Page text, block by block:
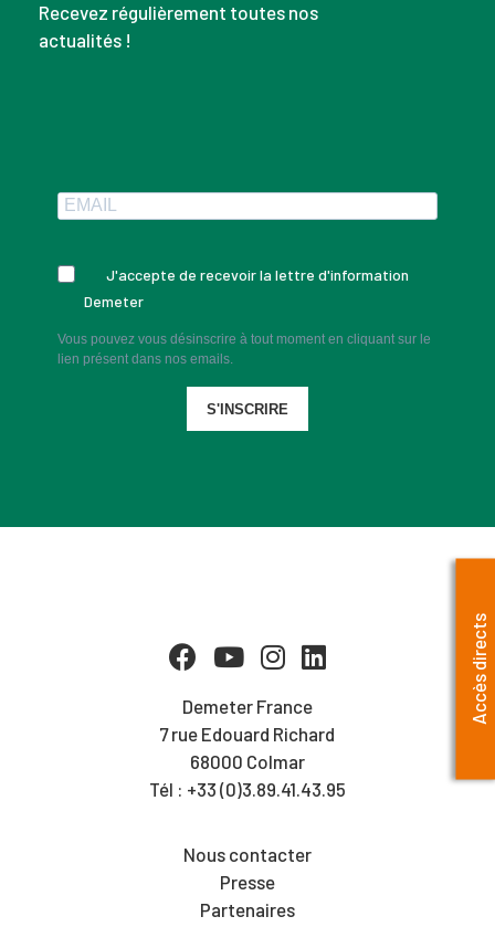
Recevez régulièrement toutes nos
actualités !
J'accepte de recevoir la lettre d'information
Demeter
Vous pouvez vous désinscrire à tout moment en cliquant sur le
lien présent dans nos emails.
S'INSCRIRE
Demeter France
7 rue Edouard Richard
68000 Colmar
Tél : +33 (0)3.89.41.43.95
Nous contacter
Presse
Partenaires
Accès directs